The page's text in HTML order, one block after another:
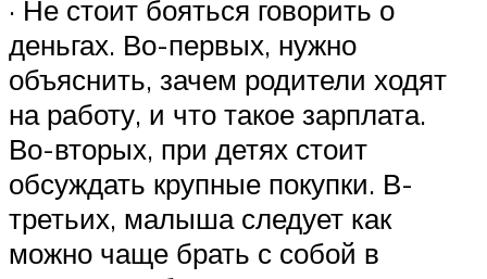
· Не стоит бояться говорить о
деньгах. Во-первых, нужно
объяснить, зачем родители ходят
на работу, и что такое зарплата.
Во-вторых, при детях стоит
обсуждать крупные покупки. В-
третьих, малыша следует как
можно чаще брать с собой в